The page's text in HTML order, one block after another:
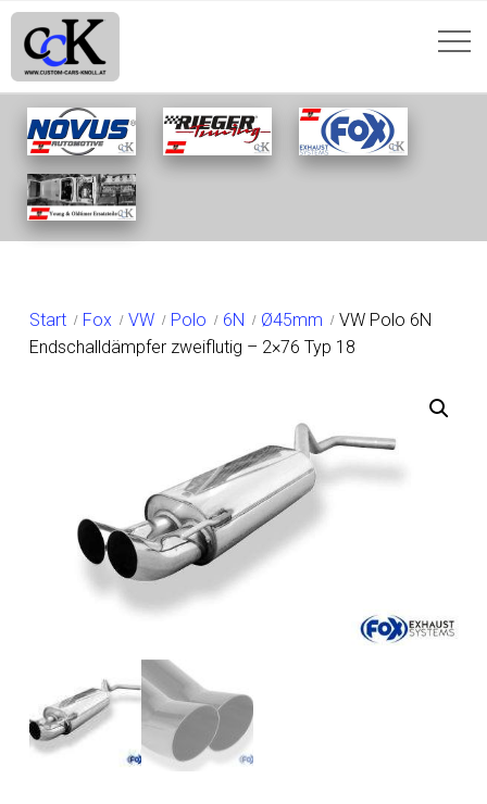
SHOP
Start Fox VW Polo 6N Ø45mm
VW Polo 6N
Endschalldämpfer zweiflutig – 2×76 Typ 18